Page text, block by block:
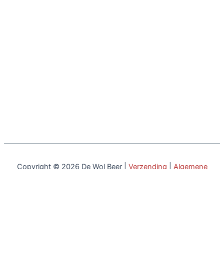
Copyright © 2026 De Wol Beer | Verzending
Algemene